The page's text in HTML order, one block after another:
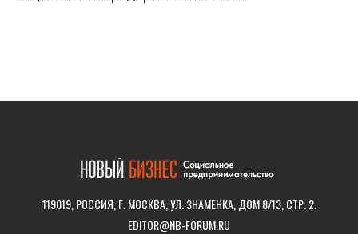
119019, РОССИЯ, Г. МОСКВА, УЛ. ЗНАМЕНКА, ДОМ 8/13, СТР. 2.
EDITOR@NB-FORUM.RU